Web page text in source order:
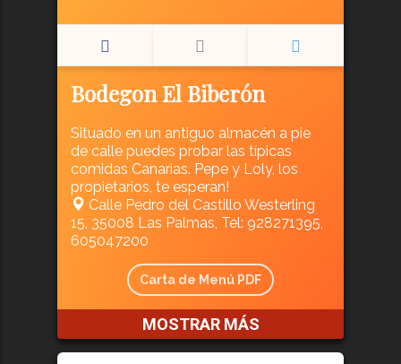
Bodegon El Biberón
Situado en un antiguo almacén a pie
de calle puedes probar las típicas
comidas Canarias. Pepe y Loly, los
propietarios, te esperan!
Calle Pedro del Castillo Westerling
15, 35008 Las Palmas, Tel: 928271395,
605047200
Carta de Menú PDF
MOSTRAR MÁS